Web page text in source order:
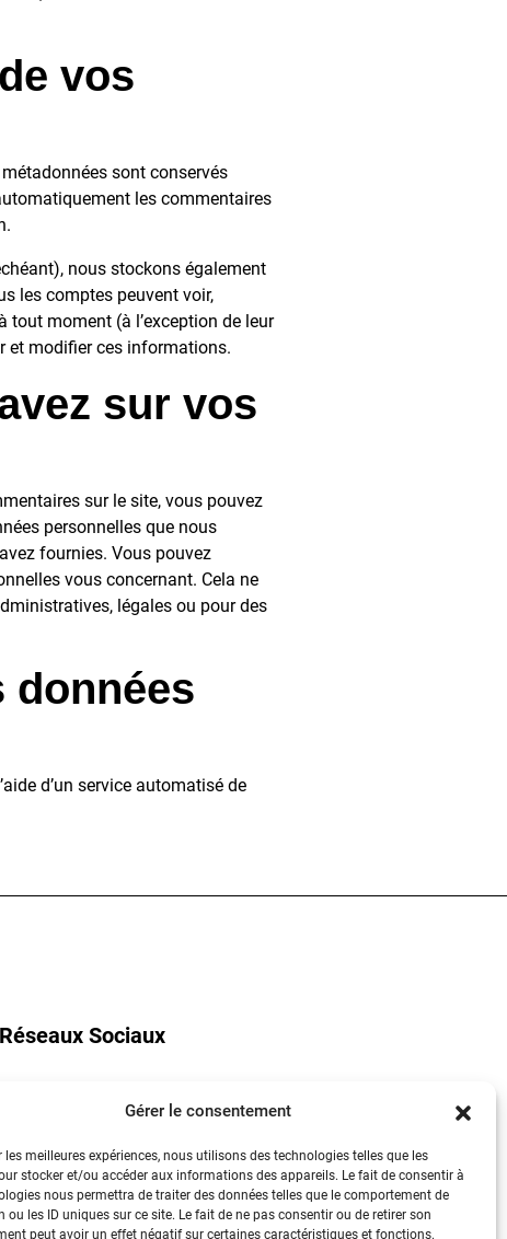
Gérer le consentement
les meilleures expériences, nous utilisons des technologies telles que les
stocker et/ou accéder aux informations des appareils. Le fait de consentir à
nous permettra de traiter des données telles que le comportement de
ou les ID uniques sur ce site. Le fait de ne pas consentir ou de retirer son
peut avoir un effet négatif sur certaines caractéristiques et fonctions.
vos
sont conservés
les commentaires
nous stockons également
les comptes peuvent voir,
moment (à l’exception de leur
et modifier ces informations.
sur vos
sur le site, vous pouvez
personnelles que nous
fournies. Vous pouvez
vous concernant. Cela ne
légales ou pour des
données
d’un service automatisé de
Réseaux Sociaux
LinkedIn
Instagram